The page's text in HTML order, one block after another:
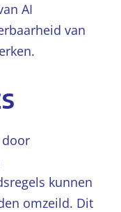
AI
van
door
kunnen
omzeild. Dit